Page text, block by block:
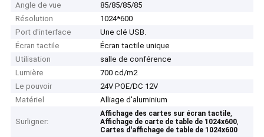
Angle de vue
85/85/85/85
Résolution
1024*600
Port d'interface
Une clé USB.
Écran tactile
Écran tactile unique
Utilisation
salle de conférence
Lumière
700 cd/m2
Le pouvoir
24V POE/DC 12V
Matériel
Alliage d'aluminium
Surligner:
Affichage des cartes sur écran tactile,
Affichage de carte de table de 1024x600,
Cartes d'affichage de table de 1024x600